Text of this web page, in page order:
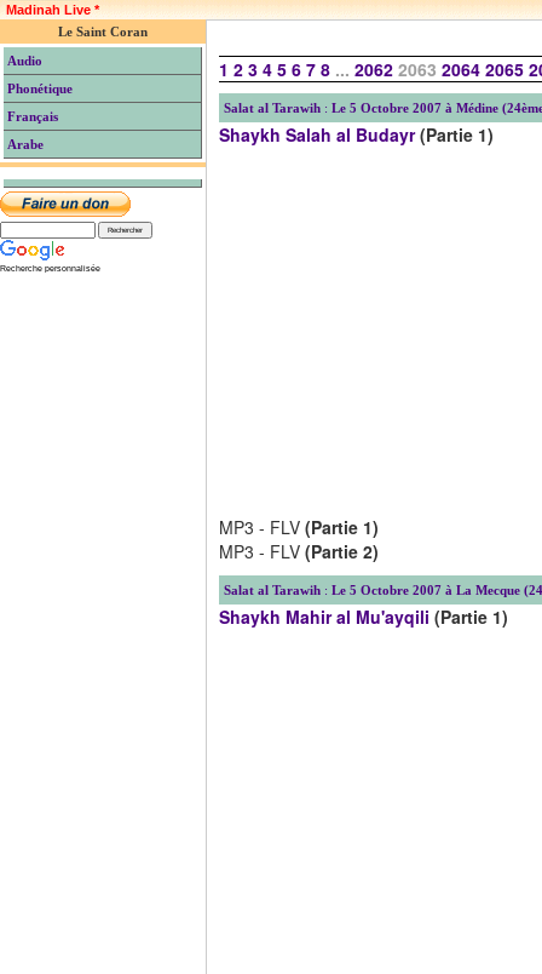
Madinah Live *
Le Saint Coran
Audio
Phonétique
Français
Arabe
Recherche personnalisée
1 2 3 4 5 6 7 8 ... 2062 2063 2064 2065
Salat al Tarawih : Le 5 Octobre 2007 à Médine
Shaykh Salah al Budayr(Partie 1)
MP3 - FLV (Partie 1)
MP3 - FLV (Partie 2)
Salat al Tarawih : Le 5 Octobre 2007 à La Mecque
Shaykh Mahir al Mu'ayqili (Partie 1)